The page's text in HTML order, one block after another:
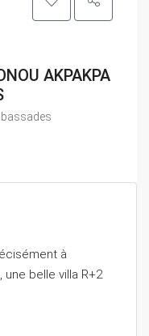
AKPAKPA
à
belle villa R+2